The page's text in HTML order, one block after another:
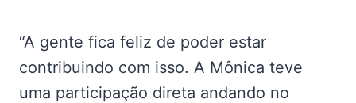
“A gente fica feliz de poder estar
contribuindo com isso. A Mônica teve
uma participação direta andando no